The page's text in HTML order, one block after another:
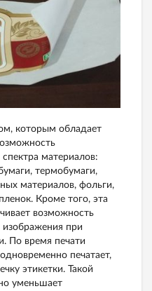
которым обладает
материалов:
термобумаги,
материалов, фольги,
Кроме того, эта
возможность
изображения при
По время печати
печатает,
этикетки. Такой
уменьшает